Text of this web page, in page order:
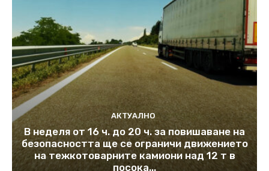
АКТУАЛНО
В неделя от 16 ч. до 20 ч. за повишаване на
безопасността ще се ограничи движението
на тежкотоварните камиони над 12 т в
посока...